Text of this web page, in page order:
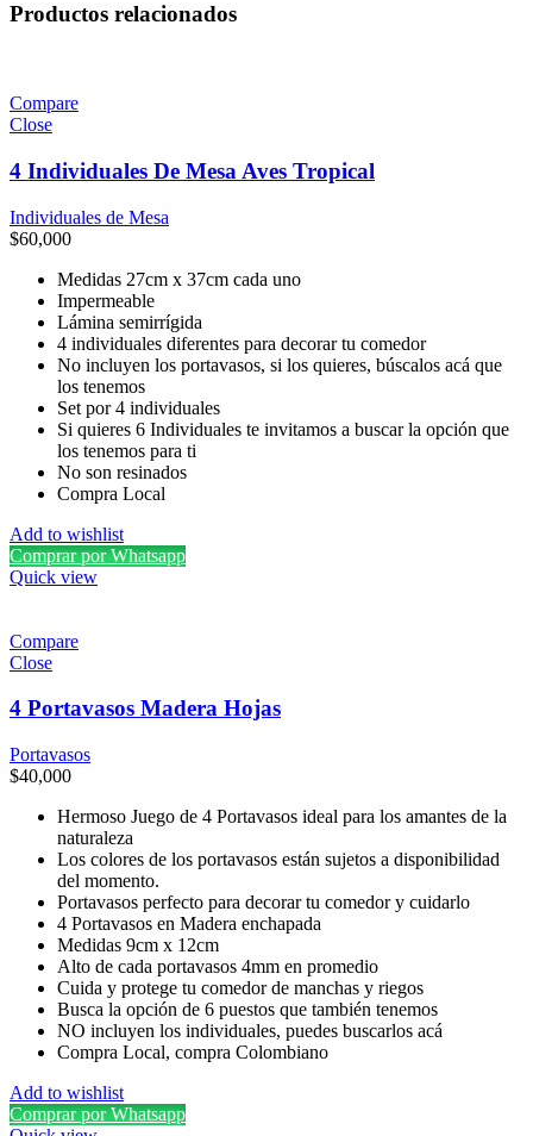
Productos relacionados
Compare
Close
4 Individuales De Mesa Aves Tropical
Individuales de Mesa
$60,000
Medidas 27cm x 37cm cada uno
Impermeable
Lámina semirrígida
4 individuales diferentes para decorar tu comedor
No incluyen los portavasos, si los quieres, búscalos acá que
los tenemos
Set por 4 individuales
Si quieres 6 Individuales te invitamos a buscar la opción que
los tenemos para ti
No son resinados
Compra Local
Add to wishlist
Comprar por Whatsapp
Quick view
Compare
Close
4 Portavasos Madera Hojas
Portavasos
$40,000
Hermoso Juego de 4 Portavasos ideal para los amantes de la
naturaleza
Los colores de los portavasos están sujetos a disponibilidad
del momento.
Portavasos perfecto para decorar tu comedor y cuidarlo
4 Portavasos en Madera enchapada
Medidas 9cm x 12cm
Alto de cada portavasos 4mm en promedio
Cuida y protege tu comedor de manchas y riegos
Busca la opción de 6 puestos que también tenemos
NO incluyen los individuales, puedes buscarlos acá
Compra Local, compra Colombiano
Add to wishlist
Comprar por Whatsapp